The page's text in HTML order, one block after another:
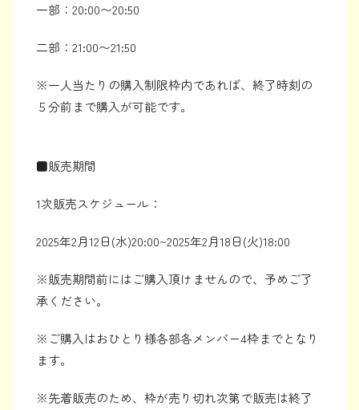
一部：20:00〜20:50
二部：21:00〜21:50
※一人当たりの購入制限枠内であれば、終了時刻の
５分前まで購入が可能です。
■販売期間
1次販売スケジュール：
2025年2月12日(水)20:00~2025年2月18日(火)18:00
※販売期間前にはご購入頂けませんので、予めご了
承ください。
※ご購入はおひとり様各部各メンバー4枠までとなり
ます。
※先着販売のため、枠が売り切れ次第で販売は終了